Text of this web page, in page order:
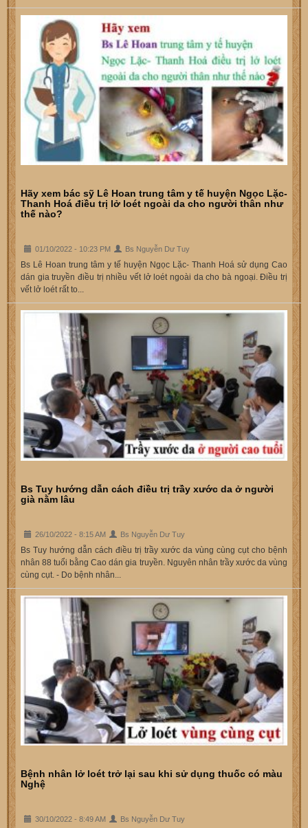
Hãy xem bác sỹ Lê Hoan trung tâm y tế huyện Ngọc Lặc-
Thanh Hoá điều trị lở loét ngoài da cho người thân như
thế nào?
01/10/2022 - 10:23 PM Bs Nguyễn Dư Tuy
Bs Lê Hoan trung tâm y tế huyện Ngọc Lặc- Thanh Hoá sử dụng Cao
dán gia truyền điều trị nhiều vết lở loét ngoài da cho bà ngoại. Điều trị
vết lở loét rất to...
Bs Tuy hướng dẫn cách điều trị trầy xước da ở người
già nằm lâu
26/10/2022 - 8:15 AM Bs Nguyễn Dư Tuy
Bs Tuy hướng dẫn cách điều trị trầy xước da vùng cùng cụt cho bệnh
nhân 88 tuổi bằng Cao dán gia truyền. Nguyên nhân trầy xước da vùng
cùng cụt. - Do bệnh nhân...
Bệnh nhân lở loét trở lại sau khi sử dụng thuốc có màu
Nghệ
30/10/2022 - 8:49 AM Bs Nguyễn Dư Tuy